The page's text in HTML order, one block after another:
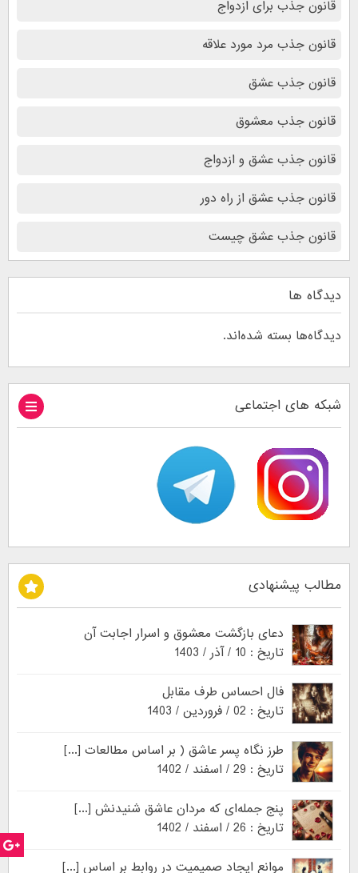
قانون جذب برای ازدواج
قانون جذب مرد مورد علاقه
قانون جذب عشق
قانون جذب معشوق
قانون جذب عشق و ازدواج
قانون جذب عشق از راه دور
قانون جذب عشق چیست
دیدگاه ها
دیدگاه‌ها بسته شده‌اند.
شبکه های اجتماعی
مطالب پیشنهادی
دعای بازگشت معشوق و اسرار اجابت آن
تاریخ : 10 / آذر / 1403
فال احساس طرف مقابل
تاریخ : 02 / فروردین / 1403
طرز نگاه پسر عاشق ( بر اساس مطالعات [...]
تاریخ : 29 / اسفند / 1402
پنج جمله‌ای که مردان عاشق شنیدنش [...]
تاریخ : 26 / اسفند / 1402
موانع ایجاد صمیمیت در روابط بر اساس [...]